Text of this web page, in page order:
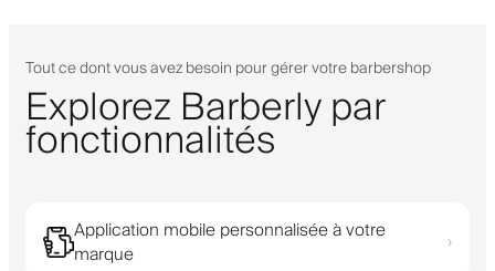
Tout ce dont vous avez besoin pour gérer votre barbershop
Explorez Barberly par
fonctionnalités
Application mobile personnalisée à votre
marque
›